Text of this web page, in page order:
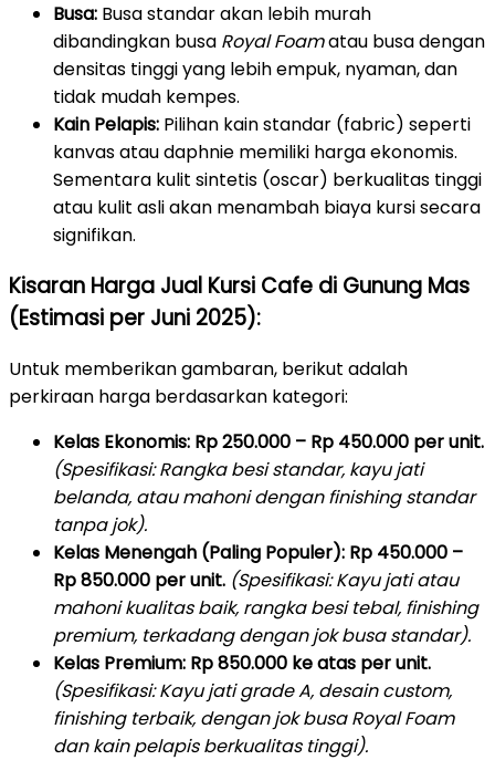
Busa: Busa standar akan lebih murah
dibandingkan busa Royal Foamatau busa dengan
densitas tinggi yang lebih empuk, nyaman, dan
tidak mudah kempes.
Kain Pelapis: Pilihan kain standar (fabric) seperti
kanvas atau daphnie memiliki harga ekonomis.
Sementara kulit sintetis (oscar) berkualitas tinggi
atau kulit asli akan menambah biaya kursi secara
signifikan.
Kisaran Harga Jual Kursi Cafe di Gunung Mas
(Estimasi per Juni 2025):
Untuk memberikan gambaran, berikut adalah
perkiraan harga berdasarkan kategori:
Kelas Ekonomis: Rp 250.000 – Rp 450.000 per unit.
(Spesifikasi: Rangka besi standar, kayu jati
belanda, atau mahoni dengan finishing standar
tanpa jok).
Kelas Menengah (Paling Populer): Rp 450.000 –
Rp 850.000 per unit. (Spesifikasi: Kayu jati atau
mahoni kualitas baik, rangka besi tebal, finishing
premium, terkadang dengan jok busa standar).
Kelas Premium: Rp 850.000 ke atas per unit.
(Spesifikasi: Kayu jati grade A, desain custom,
finishing terbaik, dengan jok busa Royal Foam
dan kain pelapis berkualitas tinggi).